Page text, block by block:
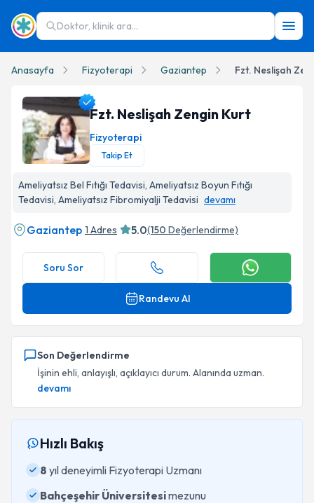
Doktor, klinik ara...
Anasayfa Fizyoterapi Gaziantep Fzt. Neslişah
Fzt. Neslişah Zengin Kurt
Fizyoterapi
Takip Et
Ameliyatsız Bel Fıtığı Tedavisi, Ameliyatsız Boyun Fıtığı
Tedavisi, Ameliyatsız Fibromiyalji Tedavisi devamı
Gaziantep 1 Adres 5.0(150 Değerlendirme)
Soru Sor
Randevu Al
Son Değerlendirme
İşinin ehli, anlayışlı, açıklayıcı durum. Alanında uzman.
devamı
Hızlı Bakış
8 yıl deneyimli Fizyoterapi Uzmanı
Bahçeşehir Üniversitesimezunu